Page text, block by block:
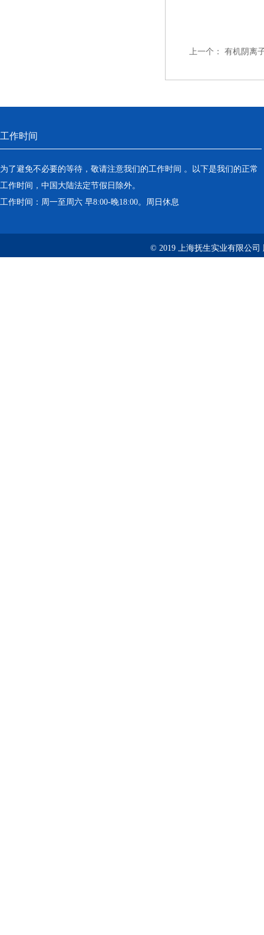
上一个： 有机阴离
工作时间
为了避免不必要的等待，敬请注意我们的工作时间 。以下是我们的正常
工作时间，中国大陆法定节假日除外。
工作时间：周一至周六 早8:00-晚18:00。周日休息
© 2019 上海抚生实业有限公司